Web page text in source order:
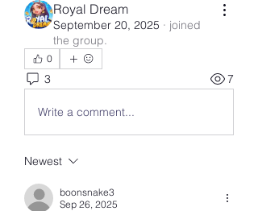
Royal Dream
September 20, 2025 · joined
the group.
0
3 7
Write a comment...
Newest
boonsnake3
Sep 26, 2025